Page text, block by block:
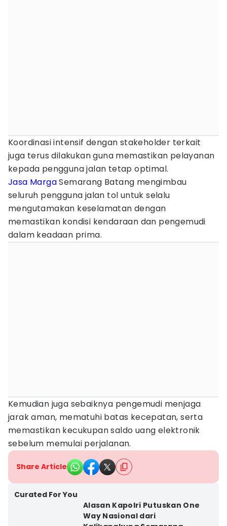
Koordinasi intensif dengan stakeholder terkait
juga terus dilakukan guna memastikan pelayanan
kepada pengguna jalan tetap optimal.
Jasa MargaSemarang Batang mengimbau
seluruh pengguna jalan tol untuk selalu
mengutamakan keselamatan dengan
memastikan kondisi kendaraan dan pengemudi
dalam keadaan prima.
Kemudian juga sebaiknya pengemudi menjaga
jarak aman, mematuhi batas kecepatan, serta
memastikan kecukupan saldo uang elektronik
sebelum memulai perjalanan.
Share Article
Curated For You
Alasan Kapolri Putuskan One
Way Nasional dari